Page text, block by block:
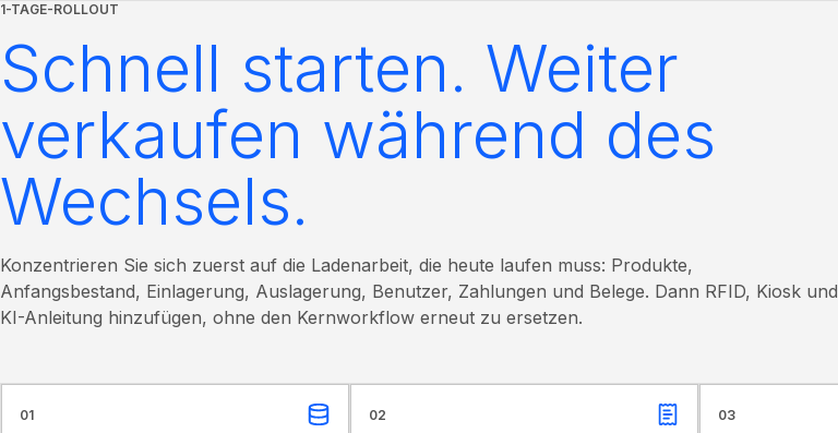
1-TAGE-ROLLOUT
Schnell starten. Weiter
verkaufen während des
Wechsels.
Konzentrieren Sie sich zuerst auf die Ladenarbeit, die heute laufen muss: Produkte,
Anfangsbestand, Einlagerung, Auslagerung, Benutzer, Zahlungen und Belege. Dann RFID, Kiosk und
KI-Anleitung hinzufügen, ohne den Kernworkflow erneut zu ersetzen.
01 02 03